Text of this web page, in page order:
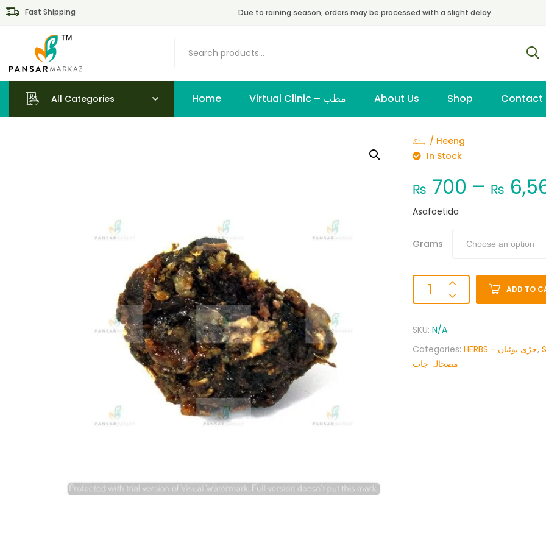
Fast Shipping Due to raining season, orders may be processed with a slight delay.
All Categories Home Virtual Clinic – مطب About Us Shop Contact
ہنگ / Heeng
In Stock
₨ 700 – ₨
Asafoetida
Grams
ADD TO
SKU: N/A
Categories:
HERBS - جڑی بوٹیاں,
مصحالہ جات